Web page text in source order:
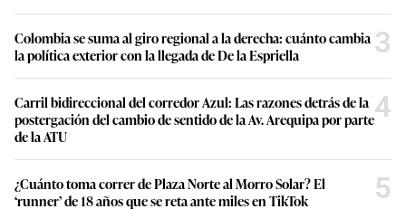
Colombia se suma al giro regional a la derecha: cuánto cambia
la política exterior con la llegada de De la Espriella
3
Carril bidireccional del corredor Azul: Las razones detrás de la
postergación del cambio de sentido de la Av. Arequipa por parte
de la ATU
4
¿Cuánto toma correr de Plaza Norte al Morro Solar? El
‘runner’ de 18 años que se reta ante miles en TikTok
5